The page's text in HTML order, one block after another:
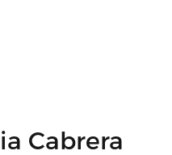
Cabrera